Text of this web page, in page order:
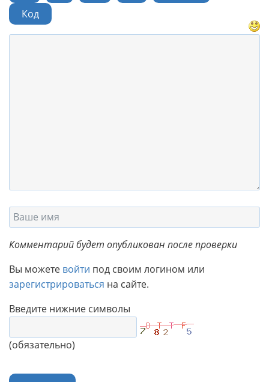
Код
Комментарий будет опубликован после проверки
Вы можете войти под своим логином или
зарегистрироваться на сайте.
Введите нижние символы
(обязательно)